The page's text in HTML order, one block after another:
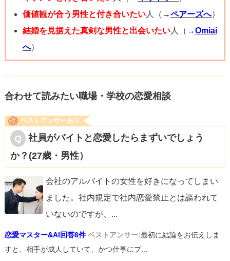
また、あなたが普段「好きな人にはゆっくり返す」という
行動パターンを取っていることも、相手とのコミュニケー
ションのあり方を再考する機会かもしれません。
直に気持ちを表現することが、相手の真意を探る近道にな
ることもあります。
フィードバックを求めたり、より積極的なコミュニケーシ
ョンをとろうとする努力をしてみることが肝心です。相手
の反応を見ながら、あなた自身の感情とどう折り合いをつ
けられるかを考えてみてください。
価値観が合う男性と付き合いたい人（→ペアーズへ）
結婚を見据えた真剣な男性と出会いたい人（→Omiai
へ）
合わせて読みたい職場・学校の恋愛相談
ベストアンサーあり
社員がバイトと恋愛したらまずいでしょう
か？(27歳・男性）
会社のアルバイトの女性を好きになってしまい
ました。社内規定で社内恋愛禁止とは謳われて
いないのですが、 ...
恋愛マスター&AI回答6件 ベストアンサー:最初に結論をお伝えしま
すと、相手が成人していて、かつ仕事にプ...